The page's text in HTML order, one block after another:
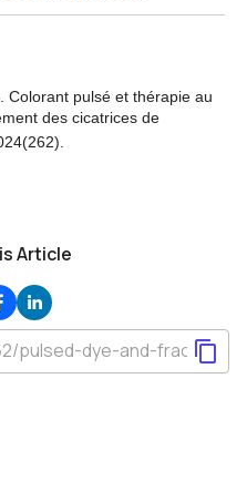
Colorant pulsé et thérapie au
des cicatrices de
Article